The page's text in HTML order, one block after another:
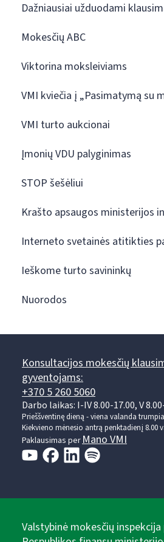
Dažniausiai užduodami
Mokesčių ABC
Viktorina moksleiviams
VMI kviečia į „Pasimatymą su
VMI turto aukcionai
Įmonių VDU palyginimas
STOP šešėliui
Krašto apsaugos ministerijos
Interneto svetainės atitikties
Ieškome turto savininkų
Nuorodos
Konsultacijos mokesčių
gyventojams:
+370 5 260 5060
Darbo laikas: I-IV 8.00-17.00, V
Prieššventinę dieną - viena valanda
Kiekvieno mėnesio antrą penktadienį 8.00
Paklausimas perMano VMI
Valstybinė mokesčių